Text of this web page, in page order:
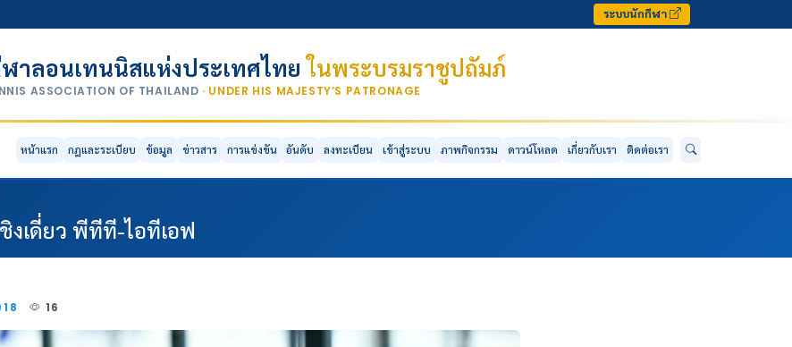
ระบบนักกีฬา
าลอนเทนนิสแห่งประเทศไทยในพระบรมราชูปถัมภ์
ASSOCIATION OF THAILAND · UNDER HIS MAJESTY’S PATRONAGE
หน้าแรก กฎและระเบียบ ข้อมูล ข่าวสาร การแข่งขัน อันดับ ลงทะเบียน เข้าสู่ระบบ ภาพกิจกรรม ดาวน์โหลด เกี่ยวกับเรา ติดต่อเรา
เดี่ยว พีทีที-ไอทีเอฟ
16